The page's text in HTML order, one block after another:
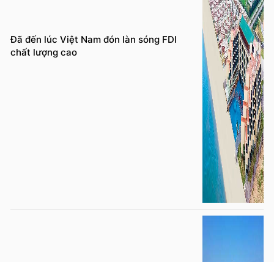
Đã đến lúc Việt Nam đón làn sóng FDI
chất lượng cao